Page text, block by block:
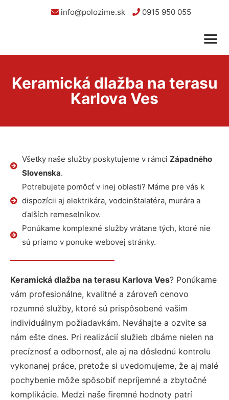
info@polozime.sk 0915 950 055
Keramická dlažba na terasu
Karlova Ves
Všetky naše služby poskytujeme v rámci Západného
Slovenska.
Potrebujete pomôcť v inej oblasti? Máme pre vás k
dispozícii aj elektrikára, vodoinštalatéra, murára a
ďalších remeselníkov.
Ponúkame komplexné služby vrátane tých, ktoré nie
sú priamo v ponuke webovej stránky.
Keramická dlažba na terasu Karlova Ves? Ponúkame
vám profesionálne, kvalitné a zároveň cenovo
rozumné služby, ktoré sú prispôsobené vašim
individuálnym požiadavkám. Neváhajte a ozvite sa
nám ešte dnes. Pri realizácií služieb dbáme nielen na
precíznosť a odbornosť, ale aj na dôslednú kontrolu
vykonanej práce, pretože si uvedomujeme, že aj malé
pochybenie môže spôsobiť nepríjemné a zbytočné
komplikácie. Medzi naše firemné hodnoty patrí